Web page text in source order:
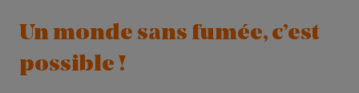
Un monde sans fumée, c’est
possible !